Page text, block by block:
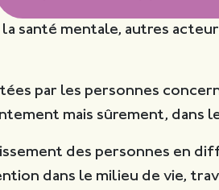
santé mentale, autres
par les personnes
mais sûrement, dans
des personnes en
dans le milieu de vie,